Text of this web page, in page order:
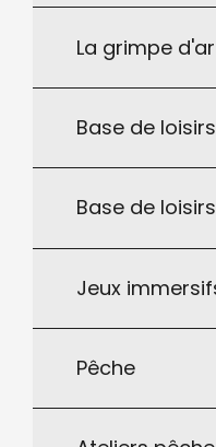
La grimpe
Base de
Base de
Jeux
Pêche
?
!
?
de Gourdon
de confidentialité-